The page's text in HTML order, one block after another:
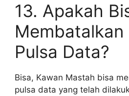
13. Apakah
Membatalkan
Pulsa Data?
Bisa, Kawan Mastah bisa
pulsa data yang telah